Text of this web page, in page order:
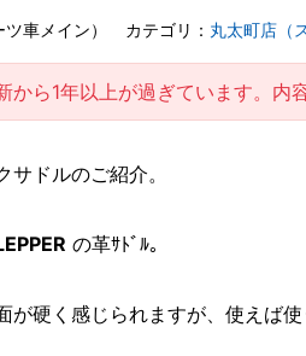
車メイン）
カテゴリ： 丸太町店（
から1年以上が過ぎています。内
ドルのご紹介。
の革ｻﾄﾞﾙ。
が硬く感じられますが、使えば